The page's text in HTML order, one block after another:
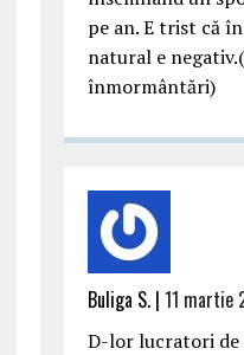
pe an. E trist că
natural e
înmormântări)
Buliga S. | 11 martie
D-lor lucratori de